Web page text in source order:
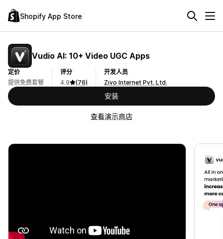
Shopify App Store
Vudio AI: 10+ Video UGC Apps
定价
提供免费套餐
评分
4.9
(76)
开发人员
Zivo Internet Pvt. Ltd.
安装
查看演示商店